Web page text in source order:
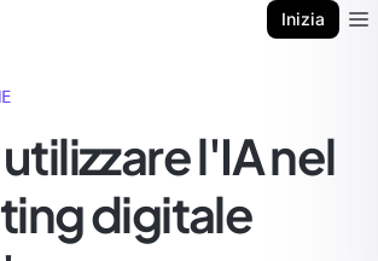
Inizia
l'IA nel
digitale